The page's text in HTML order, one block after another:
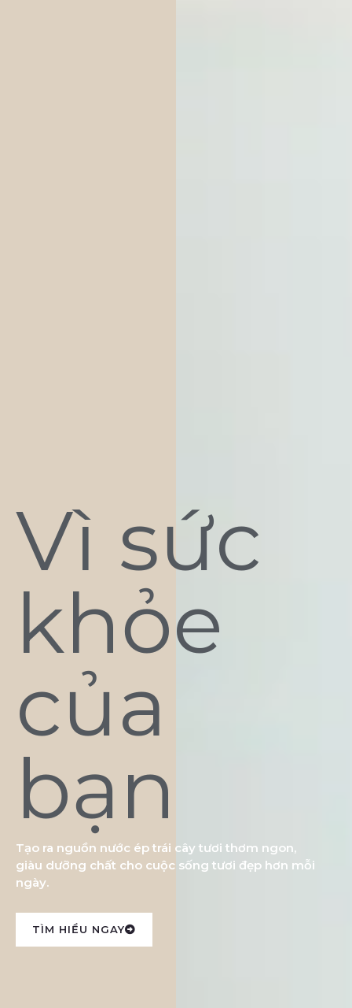
Vì sức
khỏe
của
bạn
Tạo ra nguồn nước ép trái cây tươi thơm ngon,
giàu dưỡng chất cho cuộc sống tươi đẹp hơn mỗi
ngày.
TÌM HIỂU NGAY